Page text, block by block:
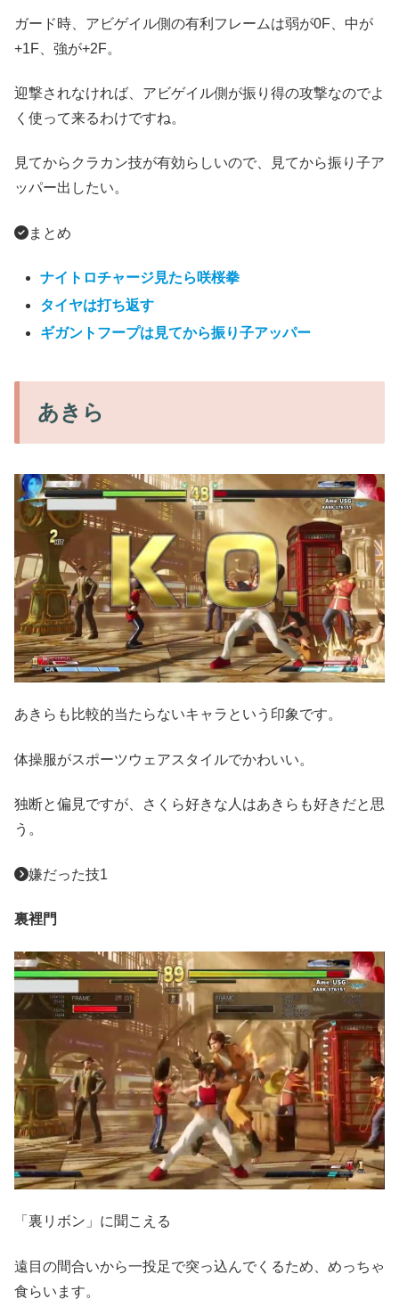
ガード時、アビゲイル側の有利フレームは弱が0F、中が
+1F、強が+2F。
迎撃されなければ、アビゲイル側が振り得の攻撃なのでよ
く使って来るわけですね。
見てからクラカン技が有効らしいので、見てから振り子ア
ッパー出したい。
まとめ
ナイトロチャージ見たら咲桜拳
タイヤは打ち返す
ギガントフープは見てから振り子アッパー
あきら
あきらも比較的当たらないキャラという印象です。
体操服がスポーツウェアスタイルでかわいい。
独断と偏見ですが、さくら好きな人はあきらも好きだと思
う。
嫌だった技1
裏裡門
「裏リボン」に聞こえる
遠目の間合いから一投足で突っ込んでくるため、めっちゃ
食らいます。